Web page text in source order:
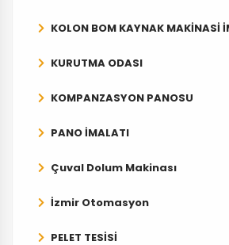
KOLON BOM KAYNAK MAKİNASİ
KURUTMA ODASI
KOMPANZASYON PANOSU
PANO İMALATI
Çuval Dolum Makinası
İzmir Otomasyon
PELET TESİSİ